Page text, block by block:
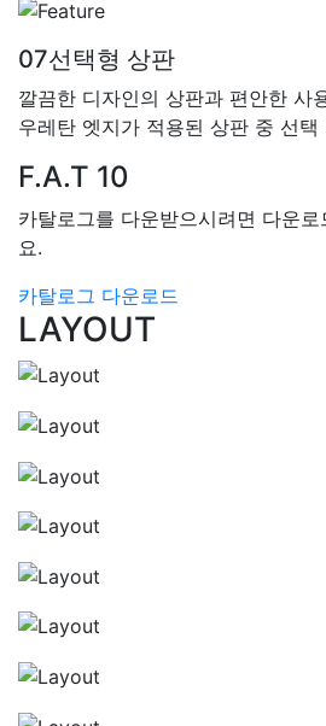
07선택형 상판
깔끔한 디자인의 상판과 편안한 사
우레탄 엣지가 적용된 상판 중 선택
Catalog Download
F.A.T 10
카탈로그를 다운받으시려면 다운
요.
카탈로그 다운로드
LAYOUT